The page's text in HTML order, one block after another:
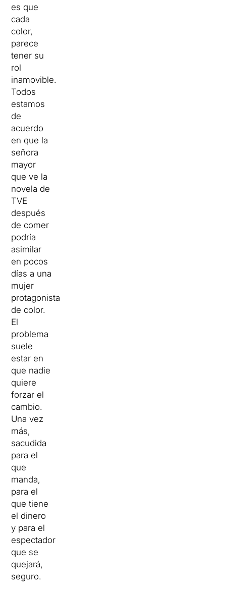
es que
cada
color,
parece
tener su
rol
inamovible.
Todos
estamos
de
acuerdo
en que la
señora
mayor
que ve la
novela de
TVE
después
de comer
podría
asimilar
en pocos
días a una
mujer
protagonista
de color.
El
problema
suele
estar en
que nadie
quiere
forzar el
cambio.
Una vez
más,
sacudida
para el
que
manda,
para el
que tiene
el dinero
y para el
espectador
que se
quejará,
seguro.